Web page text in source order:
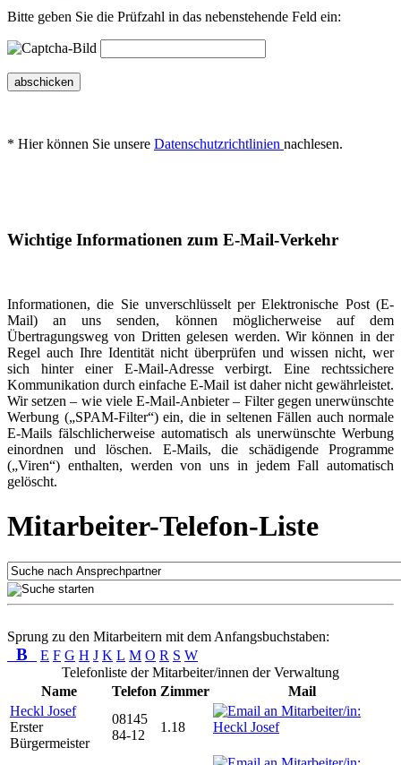
Bitte geben Sie die Prüfzahl in das nebenstehende Feld ein:
abschicken
* Hier können Sie unsere Datenschutzrichtlinien nachlesen.
Wichtige Informationen zum E-Mail-Verkehr
Informationen, die Sie unverschlüsselt per Elektronische Post (E-
Mail) an uns senden, können möglicherweise auf dem
Übertragungsweg von Dritten gelesen werden. Wir können in der
Regel auch Ihre Identität nicht überprüfen und wissen nicht, wer
sich hinter einer E-Mail-Adresse verbirgt. Eine rechtssichere
Kommunikation durch einfache E-Mail ist daher nicht gewährleistet.
Wir setzen – wie viele E-Mail-Anbieter – Filter gegen unerwünschte
Werbung („SPAM-Filter“) ein, die in seltenen Fällen auch normale
E-Mails fälschlicherweise automatisch als unerwünschte Werbung
einordnen und löschen. E-Mails, die schädigende Programme
(„Viren“) enthalten, werden von uns in jedem Fall automatisch
gelöscht.
Mitarbeiter-Telefon-Liste
Sprung zu den Mitarbeitern mit dem Anfangsbuchstaben:
B E F G H J K L M O R S W
Telefonliste der Mitarbeiter/innen der Verwaltung
Name
Telefon Zimmer
Mail
Heckl Josef
Erster
Bürgermeister
08145
84-12
1.18